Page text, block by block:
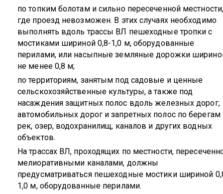
по топким болотам и сильно пересеченной
где проезд невозможен. В этих случаях необходимо
выполнять вдоль трассы ВЛ пешеходные тропки с
мостиками шириной 0,8-1,0 м, оборудованные
перилами, или насыпные земляные дорожки
не менее 0,8 м;
по территориям, занятым под садовые и ценные
сельскохозяйственные культуры, а также под
насаждения защитных полос вдоль железных дорог,
автомобильных дорог и запретных полос по берегам
рек, озер, водохранилищ, каналов и других водных
объектов.
На трассах ВЛ, проходящих по местности,
мелиоративными каналами, должны
предусматриваться пешеходные мостики шириной
1,0 м, оборудованные перилами.